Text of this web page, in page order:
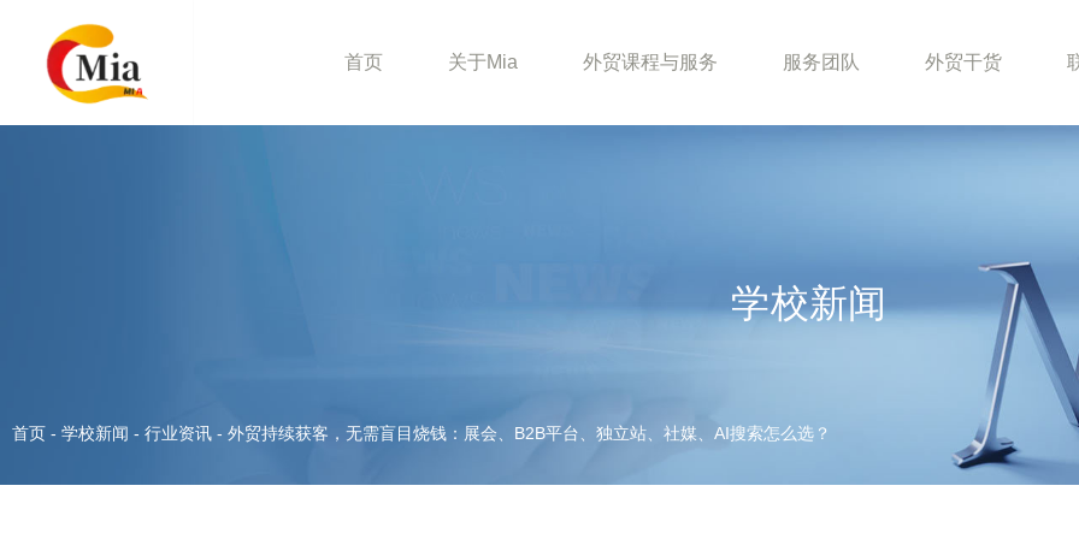
首页 关于Mia 外贸课程与服务 服务团队 外贸干货
学校新闻
首页 - 学校新闻 - 行业资讯 - 外贸持续获客，无需盲目烧钱：展会、B2B平台、独立站、社媒、AI搜索怎么选？